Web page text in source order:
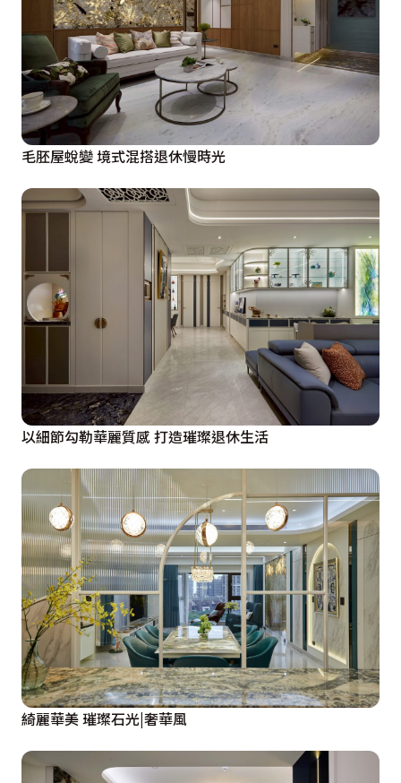
以夫妻倆心所屬的寶藍當作主色調，並於客廳茶几、沙發
抱枕與畫作注入一抹暖橘，平衡冷暖色調，也實現心中理
想的溫暖家景。
毛胚屋蛻變 境式混搭退休慢時光
以細節勾勒華麗質感 打造璀璨退休生活
綺麗華美 璀璨石光|奢華風